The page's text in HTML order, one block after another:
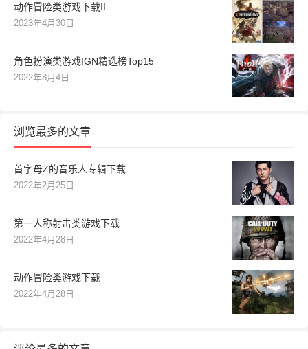
动作冒险类游戏下载II
2023年4月30日
角色扮演类游戏IGN精选榜Top15
2022年8月4日
浏览最多的文章
首字母Z的音乐人专辑下载
2022年2月25日
第一人称射击类游戏下载
2022年4月28日
动作冒险类游戏下载
2022年4月28日